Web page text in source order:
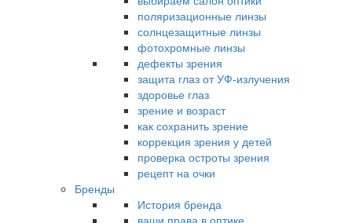
поляризационные линзы
солнцезащитные линзы
фотохромные линзы
дефекты зрения
защита глаз от УФ-излучения
здоровье глаз
зрение и возраст
как сохранить зрение
коррекция зрения у детей
проверка остроты зрения
рецепт на очки
Бренды
История бренда